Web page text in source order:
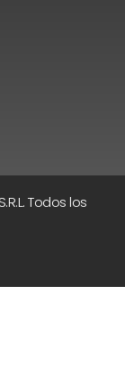
Todos los